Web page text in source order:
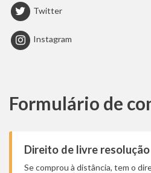
Twitter
Instagram
Formulário de
Direito de livre resolução
Se comprou à distância, tem o